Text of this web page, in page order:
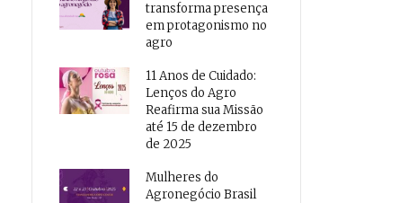
transforma presença
em protagonismo no
agro
11 Anos de Cuidado:
Lenços do Agro
Reafirma sua Missão
até 15 de dezembro
de 2025
Mulheres do
Agronegócio Brasil